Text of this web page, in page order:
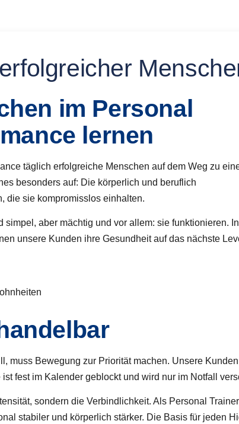
im Personal
lernen
täglich erfolgreiche Menschen auf dem Weg zu
besonders auf: Die körperlich und beruflich
die sie kompromisslos einhalten.
aber mächtig und vor allem: sie funktionieren.
unsere Kunden ihre Gesundheit auf das nächste
muss Bewegung zur Priorität machen. Unsere Kunden
fest im Kalender geblockt und wird nur im Notfall
sondern die Verbindlichkeit. Als Personal Trainer
stabiler und körperlich stärker. Die Basis für jeden